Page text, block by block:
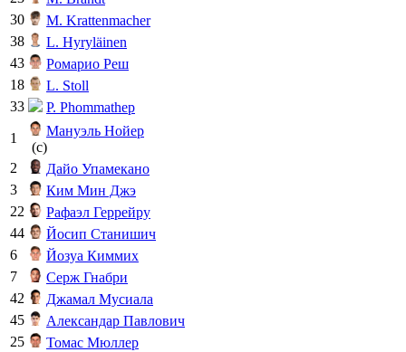
30
M. Krattenmacher
38
L. Hyryläinen
43
Ромарио Реш
18
L. Stoll
33
P. Phommathep
1
Мануэль Нойер
(c)
2
Дайо Упамекано
3
Ким Мин Джэ
22
Рафаэл Геррейру
44
Йосип Станишич
6
Йозуа Киммих
7
Серж Гнабри
42
Джамал Мусиала
45
Александар Павлович
25
Томас Мюллер